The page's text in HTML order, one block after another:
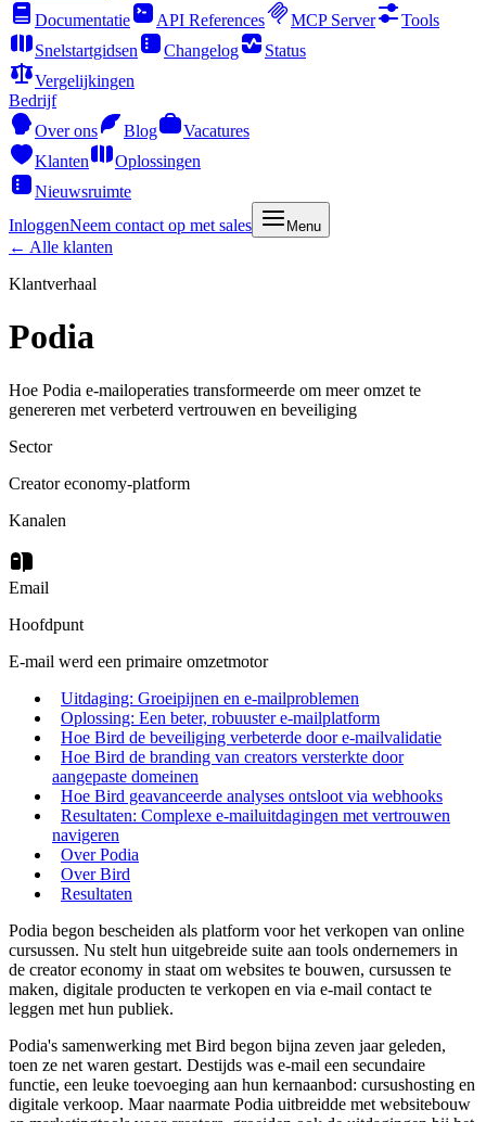
Documentatie
API References MCP Server
Tools
Snelstartgidsen
Changelog
Status
Vergelijkingen
Bedrijf
Over ons
Blog
Vacatures
Klanten
Oplossingen
Nieuwsruimte
InloggenNeem contact op met sales Menu
← Alle klanten
Klantverhaal
Podia
Hoe Podia e-mailoperaties transformeerde om meer omzet te
genereren met verbeterd vertrouwen en beveiliging
Sector
Creator economy-platform
Kanalen
Email
Hoofdpunt
E-mail werd een primaire omzetmotor
Uitdaging: Groeipijnen en e-mailproblemen
Oplossing: Een beter, robuuster e-mailplatform
Hoe Bird de beveiliging verbeterde door e-mailvalidatie
Hoe Bird de branding van creators versterkte door
aangepaste domeinen
Hoe Bird geavanceerde analyses ontsloot via webhooks
Resultaten: Complexe e-mailuitdagingen met vertrouwen
navigeren
Over Podia
Over Bird
Resultaten
Podia begon bescheiden als platform voor het verkopen van online
cursussen. Nu stelt hun uitgebreide suite aan tools ondernemers in
de creator economy in staat om websites te bouwen, cursussen te
maken, digitale producten te verkopen en via e-mail contact te
leggen met hun publiek.
Podia's samenwerking met Bird begon bijna zeven jaar geleden,
toen ze net waren gestart. Destijds was e-mail een secundaire
functie, een leuke toevoeging aan hun kernaanbod: cursushosting en
digitale verkoop. Maar naarmate Podia uitbreidde met websitebouw